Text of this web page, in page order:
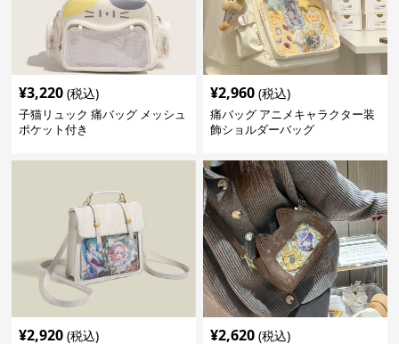
¥3,220 (税込)
子猫リュック 痛バッグ メッシュ
ポケット付き
¥2,960 (税込)
痛バッグ アニメキャラクター装
飾ショルダーバッグ
¥2,920 (税込) ¥2,620 (税込)